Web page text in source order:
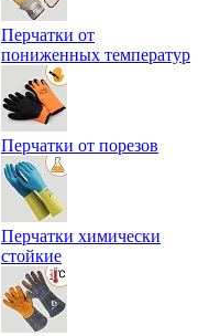
Перчатки от
пониженных температур
Перчатки от порезов
Перчатки химически
стойкие